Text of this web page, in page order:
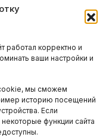
работал корректно и
ваши настройки и
cookie, мы сможем
историю посещений
Если
некоторые функции сайта